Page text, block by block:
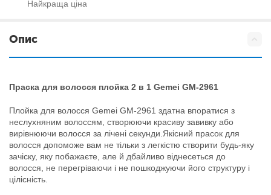
Найкраща ціна
Опис
Праска для волосся плойка 2 в 1 Gemei GM-2961
Плойка для волосся Gemei GM-2961 здатна впоратися з
неслухняним волоссям, створюючи красиву завивку або
вирівнюючи волосся за лічені секунди.Якісний прасок для
волосся допоможе вам не тільки з легкістю створити будь-яку
зачіску, яку побажаєте, але й дбайливо віднесеться до
волосся, не перегріваючи і не пошкоджуючи його структуру і
цілісність.